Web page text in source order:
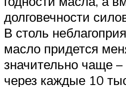
долговечности
В столь
масло придется
значительно чаще
через каждые 10